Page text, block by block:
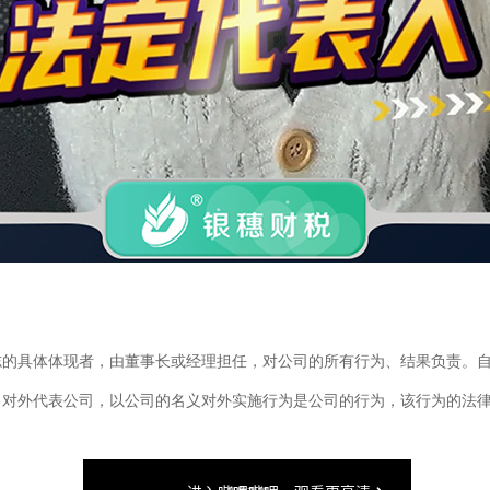
具体体现者，由董事长或经理担任，对公司的所有行为、结果负责。
外代表公司，以公司的名义对外实施行为是公司的行为，该行为的法